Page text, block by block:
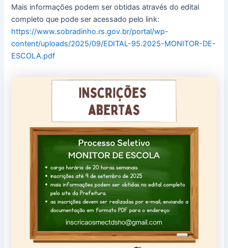
Mais informações podem ser obtidas através do edital
completo que pode ser acessado pelo link:
https://www.sobradinho.rs.gov.br/portal/wp-
content/uploads/2025/09/EDITAL-95.2025-MONITOR-DE-
ESCOLA.pdf